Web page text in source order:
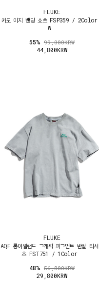
FLUKE
카모 이지 밴딩 쇼츠 FSP359 / 2Color
W
55% 99,000KRW
44,800KRW
FLUKE
AQE 롱아일랜드 그래픽 피그먼트 반팔 티셔
츠 FST751 / 1Color
48% 56,800KRW
29,800KRW